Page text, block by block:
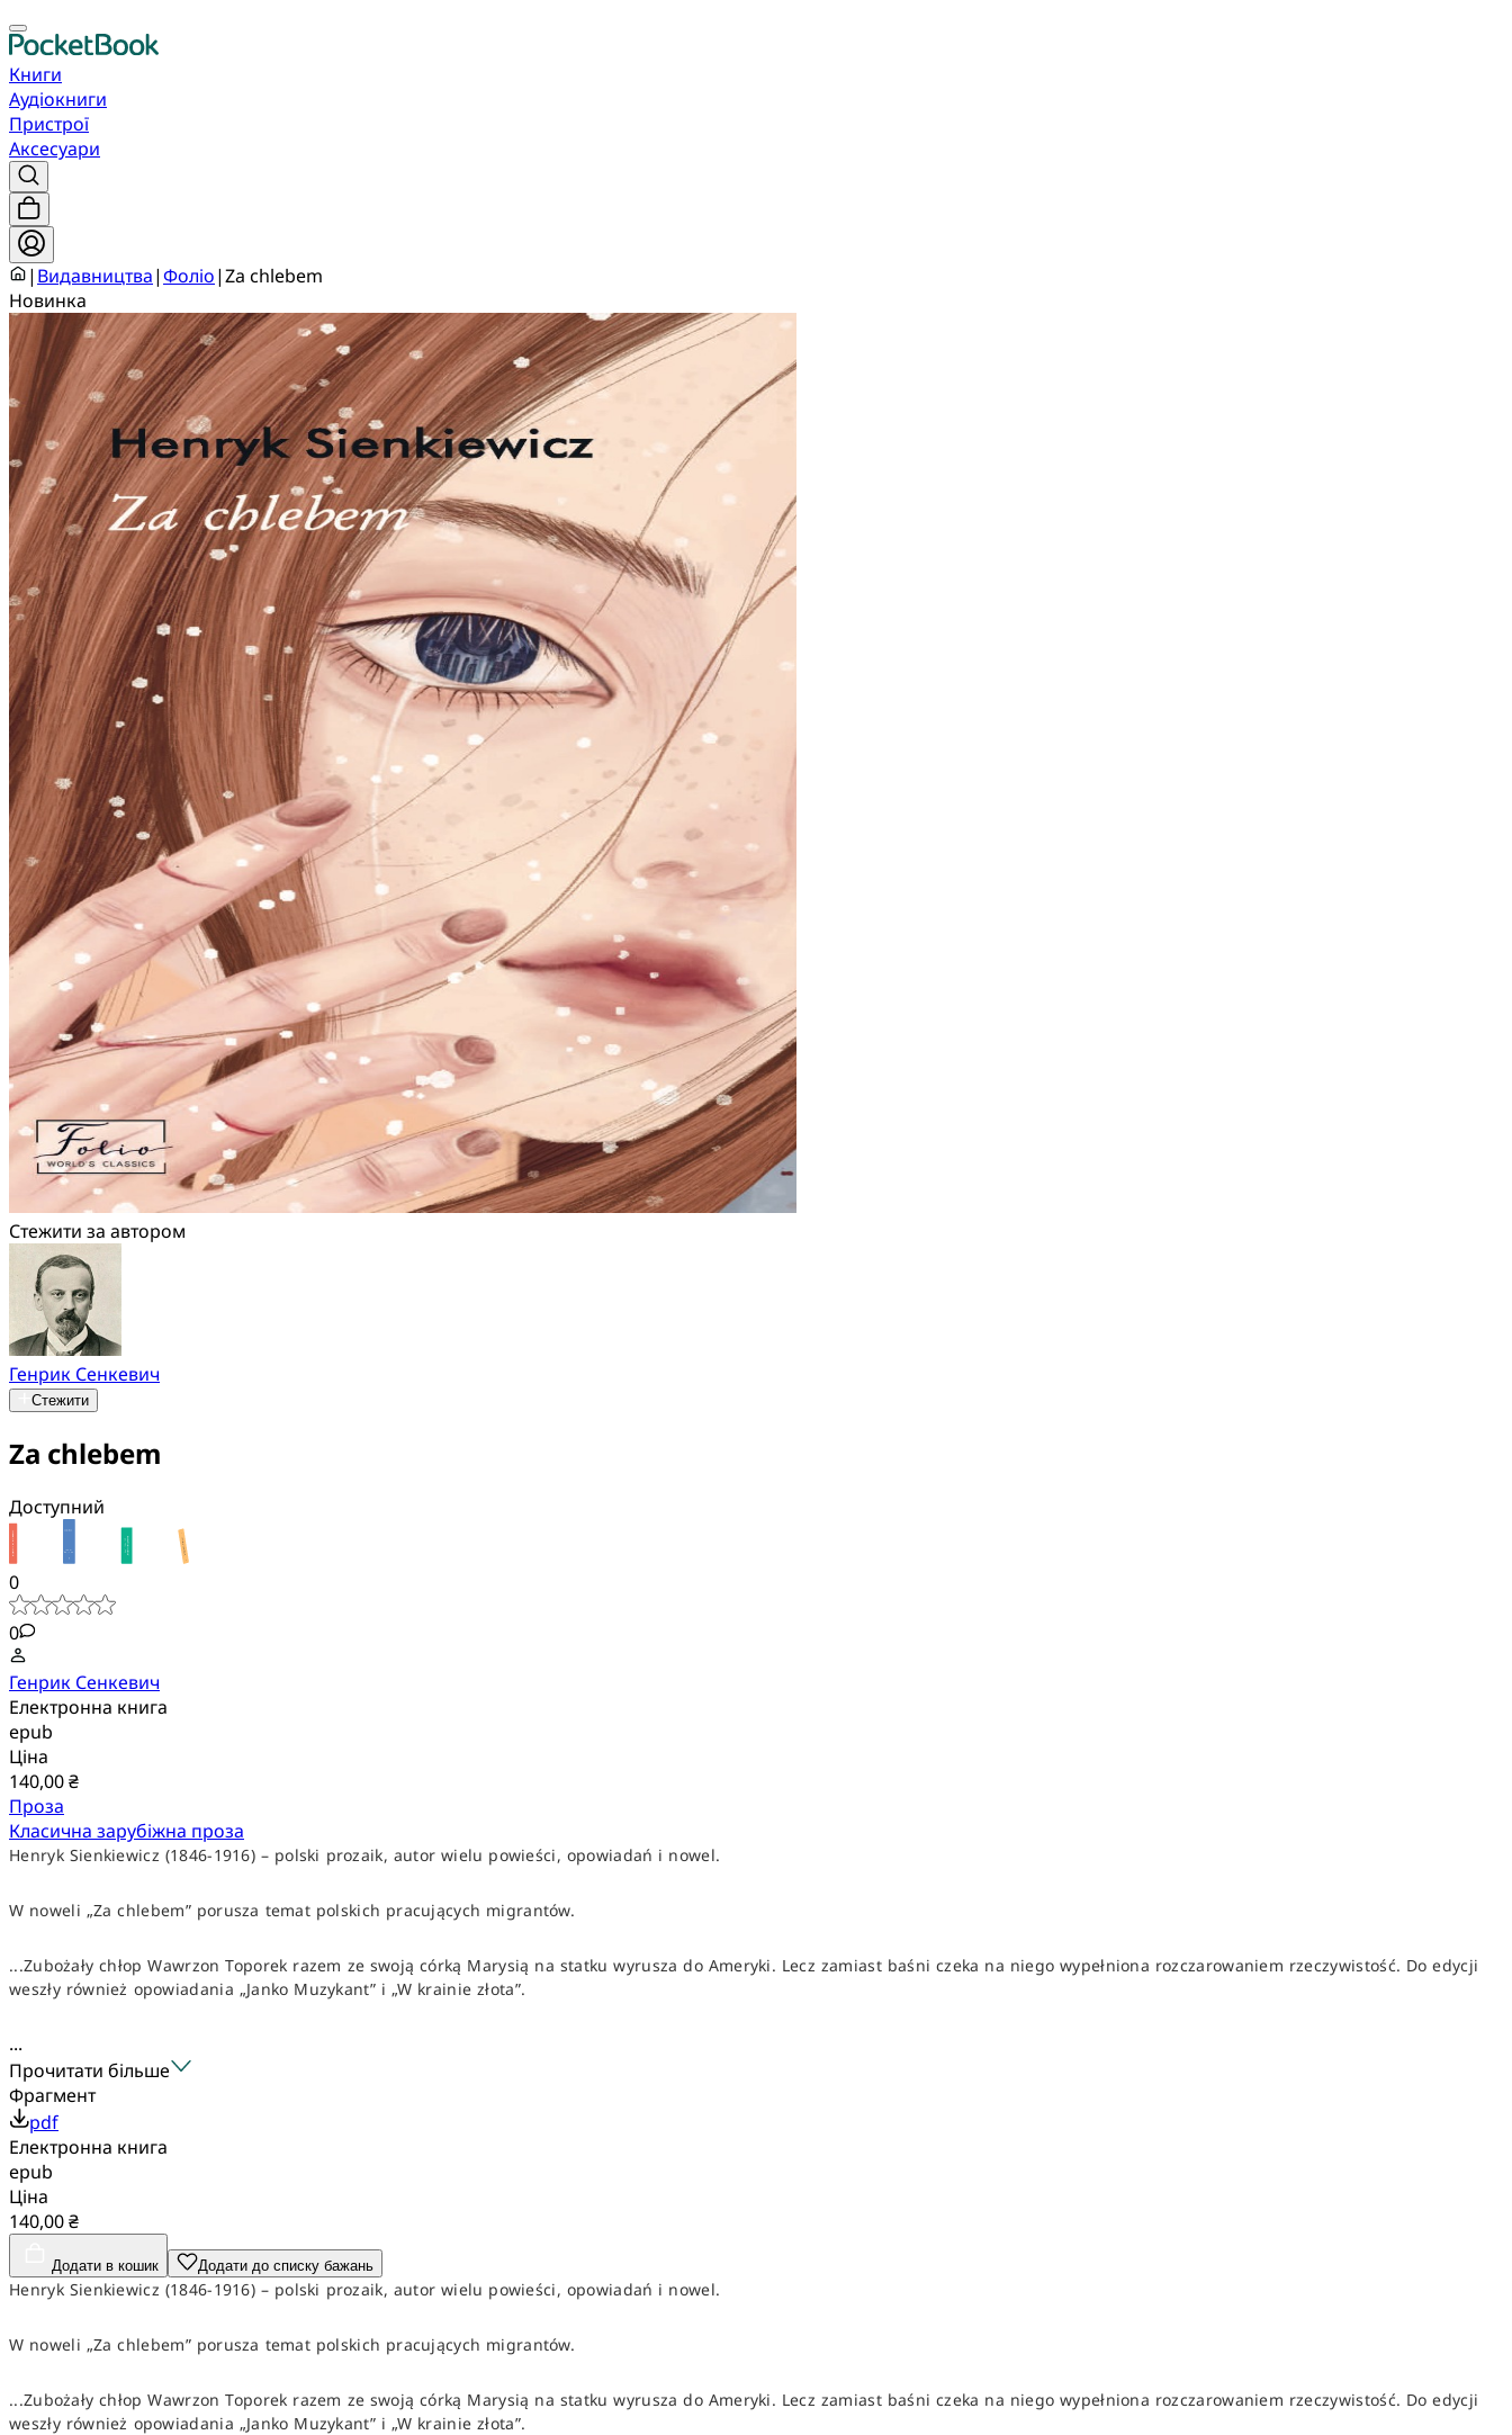
Книги
Аудіокниги
Пристрої
Аксесуари
| Видавництва|Фоліо|Za chlebem
Новинка
Стежити за автором
Генрик Сенкевич
Стежити
Za chlebem
Доступний
0
0
Генрик Сенкевич
Електронна книга
epub
Ціна
140,00 ₴
Проза
Класична зарубіжна проза
Henryk Sienkiewicz (1846-1916) – polski prozaik, autor wielu powieści, opowiadań i nowel.
W noweli „Za chlebem” porusza temat polskich pracujących migrantów.
...Zubożały chłop Wawrzon Toporek razem ze swoją córką Marysią na statku wyrusza do Ameryki. Lecz zamiast baśni czeka na niego wypełniona rozczarowaniem rzeczywistość. Do edycji
weszły również opowiadania „Janko Muzykant” i „W krainie złota”.
...
Прочитати більше
Фрагмент
pdf
Електронна книга
epub
Ціна
140,00 ₴
Додати в кошик Додати до списку бажань
Henryk Sienkiewicz (1846-1916) – polski prozaik, autor wielu powieści, opowiadań i nowel.
W noweli „Za chlebem” porusza temat polskich pracujących migrantów.
...Zubożały chłop Wawrzon Toporek razem ze swoją córką Marysią na statku wyrusza do Ameryki. Lecz zamiast baśni czeka na niego wypełniona rozczarowaniem rzeczywistość. Do edycji
weszły również opowiadania „Janko Muzykant” i „W krainie złota”.